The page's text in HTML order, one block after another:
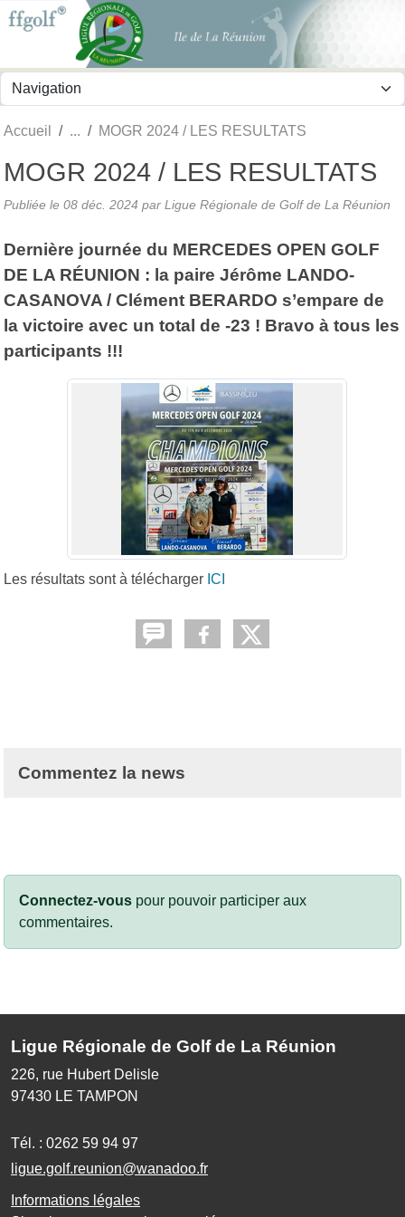
Accueil MOGR 2024 / LES RESULTATS
MOGR 2024 / LES RESULTATS
Publiée le 08 déc. 2024 par Ligue Régionale de Golf de La Réunion
Dernière journée du MERCEDES OPEN GOLF
DE LA RÉUNION : la paire Jérôme LANDO-
CASANOVA / Clément BERARDO s’empare de
la victoire avec un total de -23 ! Bravo à tous les
participants !!!
Les résultats sont à télécharger ICI
Commentez la news
Connectez-vous pour pouvoir participer aux
commentaires.
Ligue Régionale de Golf de La Réunion
226, rue Hubert Delisle
97430 LE TAMPON
Tél. : 0262 59 94 97
ligue.golf.reunion@wanadoo.fr
Informations légales
Panneau de gestion des cookies